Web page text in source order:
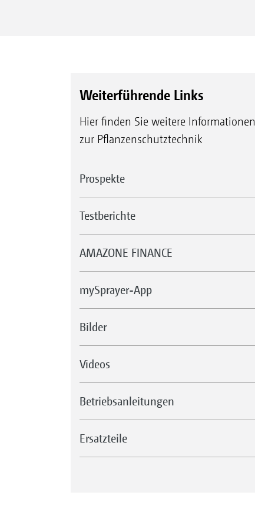
Weiterführende Links
Hier finden Sie weitere Informationen
zur Pflanzenschutztechnik
Prospekte
Testberichte
AMAZONE FINANCE
mySprayer-App
Bilder
Videos
Betriebsanleitungen
Ersatzteile